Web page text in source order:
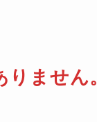
ません